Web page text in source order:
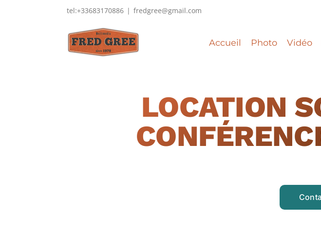
tel:+33683170886 | fredgree@gmail.com
Accueil Photo Vidéo
LOCATION